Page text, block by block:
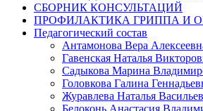
СБОРНИК КОНСУЛЬТАЦИЙ
ПРОФИЛАКТИКА ГРИППА И
Педагогический состав
Антамонова Вера
Гавенская Наталья
Садыкова Марина
Головкова Галина
Журавлева Наталья
Белоконь Анастасия